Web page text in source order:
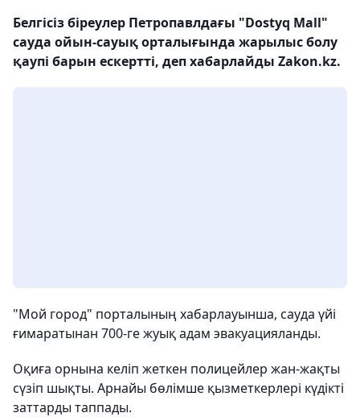
Белгісіз біреулер Петропавлдағы "Dostyq Mаll"
сауда ойын-сауық орталығында жарылыс болу
қаупі барын ескертті, деп хабарлайды Zakon.kz.
"Мой город" порталының хабарлауынша, сауда үйі
ғимаратынан 700-ге жуық адам эвакуацияланды.
Оқиға орнына келіп жеткен полицейлер жан-жақты
сүзіп шықты. Арнайы бөлімше қызметкерлері күдікті
заттарды таппады.